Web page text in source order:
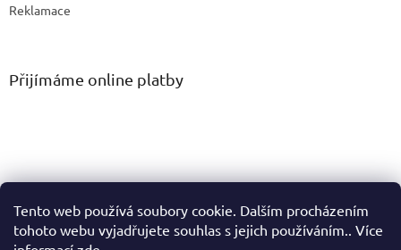
Tento web používá soubory cookie. Dalším procházením
tohoto webu vyjadřujete souhlas s jejich používáním.. Více
Reklamace
Přijímáme online platby